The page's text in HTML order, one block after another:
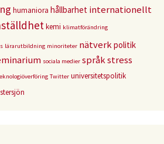
humaniora hållbarhet internationellt
kemi klimatförändring
lärarutbildning minoriteter nätverkpolitik
sociala medier språkstress
Twitter universitetspolitik